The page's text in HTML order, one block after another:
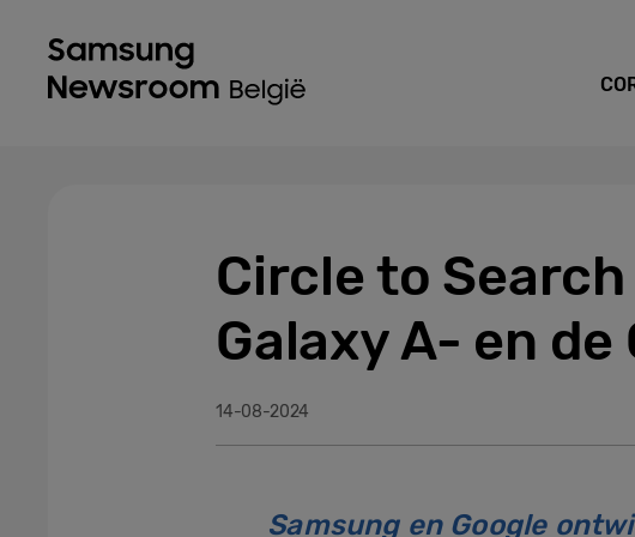
Circle to
Galaxy A- en de
14-08-2024
Samsung en Google